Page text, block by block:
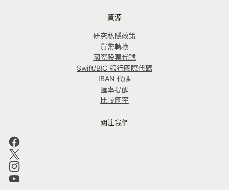
資源
研究私隱政策
貨幣轉換
國際股票代號
Swift/BIC 銀行國際代碼
IBAN 代碼
匯率提醒
比較匯率
關注我們